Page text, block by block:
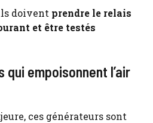
doivent prendre le relais
et être testés
empoisonnent l’air
ces générateurs sont